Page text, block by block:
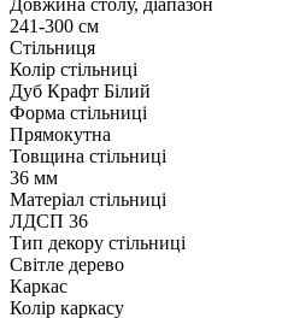
Довжина столу, діапазон
241-300 см
Стільниця
Колір стільниці
Дуб Крафт Білий
Форма стільниці
Прямокутна
Товщина стільниці
36 мм
Матеріал стільниці
ЛДСП 36
Тип декору стільниці
Світле дерево
Каркас
Колір каркасу